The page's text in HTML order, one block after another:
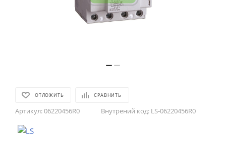
ОТЛОЖИТЬ СРАВНИТЬ
Артикул:06220456R0 Внутрений код: LS-06220456R0